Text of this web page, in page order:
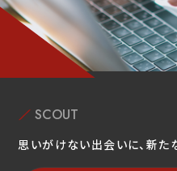
SCOUT
思いがけない出会いに、新た